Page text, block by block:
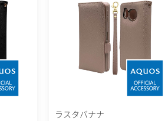
ラスタバナナ